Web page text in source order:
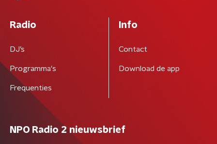
Radio
DJ’s
Programma's
Frequenties
Info
Contact
Download de app
NPO Radio 2 nieuwsbrief